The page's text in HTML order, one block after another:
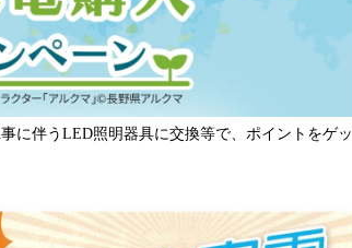
に伴うLED照明器具に交換等で、ポイントをゲッ